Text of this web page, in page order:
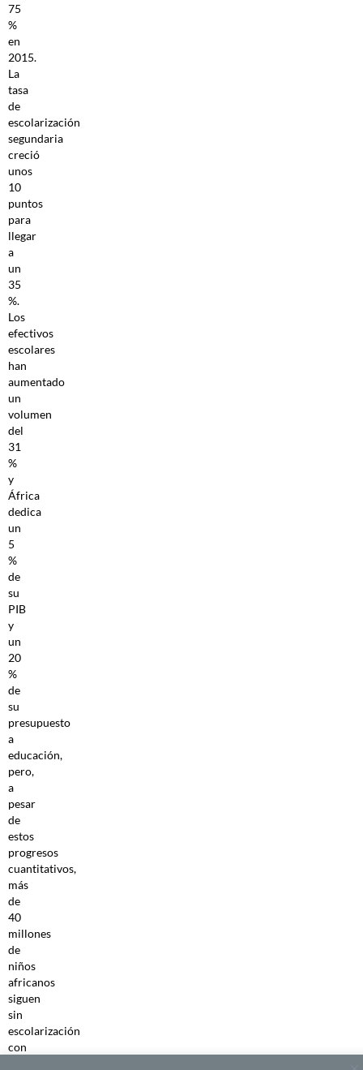
75
%
en
2015.
La
tasa
de
escolarización
segundaria
creció
unos
10
puntos
para
llegar
a
un
35
%.
Los
efectivos
escolares
han
aumentado
un
volumen
del
31
%
y
África
dedica
un
5
%
de
su
PIB
y
un
20
%
de
su
presupuesto
a
educación,
pero,
a
pesar
de
estos
progresos
cuantitativos,
más
de
40
millones
de
niños
africanos
siguen
sin
escolarización
con